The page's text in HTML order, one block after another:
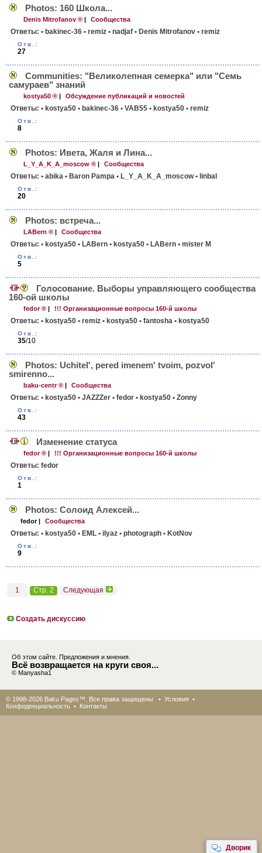
Photos: 160 Школа...
Denis Mitrofanov ® | Сообщества
Ответы: • bakinec-36 • remiz • nadjaf • Denis Mitrofanov • remiz
Отв.:
27
Communities: "Великолепная семерка" или "Семь
самураев" знаний
kostya50 ® | Обсуждение публикаций и новостей
Ответы: • kostya50 • bakinec-36 • VAB55 • kostya50 • remiz
Отв.:
8
Photos: Ивета, Жаля и Лина...
L_Y_A_K_A_moscow ® | Сообщества
Ответы: • abika • Baron Pampa • L_Y_A_K_A_moscow • linbal
Отв.:
20
Photos: встреча...
LABern ® | Сообщества
Ответы: • kostya50 • LABern • kostya50 • LABern • mister M
Отв.:
5
Голосование. Выборы управляющего сообщества
160-ой школы
fedor ® | !!! Организационные вопросы 160-й школы
Ответы: • kostya50 • remiz • kostya50 • fantosha • kostya50
Отв.:
35/10
Photos: Uchitel', pered imenem' tvoim, pozvol'
smirenno...
baku-centr ® | Сообщества
Ответы: • kostya50 • JAZZZer • fedor • kostya50 • Zonny
Отв.:
43
Изменение статуса
fedor ® | !!! Организационные вопросы 160-й школы
Ответы: fedor
Отв.:
1
Photos: Солоид Алексей...
fedor| Сообщества
Ответы: • kostya50 • EML • ilyaz • photograph • KotNov
Отв.:
9
1 Стр. 2 Следующая
Создать дискуссию
Дворик
Об этом сайте. Предложения и мнения.
Всё возвращается на круги своя...
© Manyasha1
© 1998-2026 Baku Pages™. Все права защищены • Условия •
Конфиденциальность • Контакты